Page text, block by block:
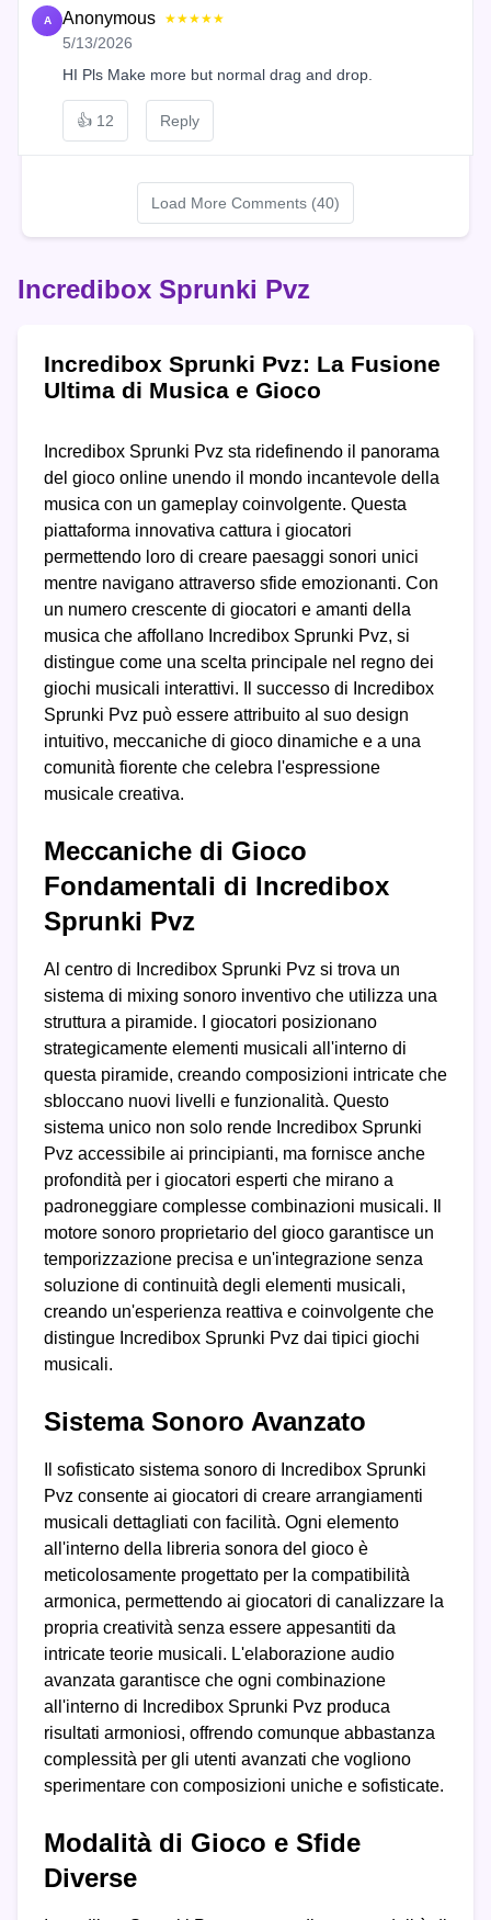
A Anonymous ★★★★★
5/13/2026
HI Pls Make more but normal drag and drop.
👍 12 Reply
Load More Comments (40)
Incredibox Sprunki Pvz
Incredibox Sprunki Pvz: La Fusione
Ultima di Musica e Gioco
Incredibox Sprunki Pvz sta ridefinendo il panorama
del gioco online unendo il mondo incantevole della
musica con un gameplay coinvolgente. Questa
piattaforma innovativa cattura i giocatori
permettendo loro di creare paesaggi sonori unici
mentre navigano attraverso sfide emozionanti. Con
un numero crescente di giocatori e amanti della
musica che affollano Incredibox Sprunki Pvz, si
distingue come una scelta principale nel regno dei
giochi musicali interattivi. Il successo di Incredibox
Sprunki Pvz può essere attribuito al suo design
intuitivo, meccaniche di gioco dinamiche e a una
comunità fiorente che celebra l'espressione
musicale creativa.
Meccaniche di Gioco
Fondamentali di Incredibox
Sprunki Pvz
Al centro di Incredibox Sprunki Pvz si trova un
sistema di mixing sonoro inventivo che utilizza una
struttura a piramide. I giocatori posizionano
strategicamente elementi musicali all'interno di
questa piramide, creando composizioni intricate che
sbloccano nuovi livelli e funzionalità. Questo
sistema unico non solo rende Incredibox Sprunki
Pvz accessibile ai principianti, ma fornisce anche
profondità per i giocatori esperti che mirano a
padroneggiare complesse combinazioni musicali. Il
motore sonoro proprietario del gioco garantisce un
temporizzazione precisa e un'integrazione senza
soluzione di continuità degli elementi musicali,
creando un'esperienza reattiva e coinvolgente che
distingue Incredibox Sprunki Pvz dai tipici giochi
musicali.
Sistema Sonoro Avanzato
Il sofisticato sistema sonoro di Incredibox Sprunki
Pvz consente ai giocatori di creare arrangiamenti
musicali dettagliati con facilità. Ogni elemento
all'interno della libreria sonora del gioco è
meticolosamente progettato per la compatibilità
armonica, permettendo ai giocatori di canalizzare la
propria creatività senza essere appesantiti da
intricate teorie musicali. L'elaborazione audio
avanzata garantisce che ogni combinazione
all'interno di Incredibox Sprunki Pvz produca
risultati armoniosi, offrendo comunque abbastanza
complessità per gli utenti avanzati che vogliono
sperimentare con composizioni uniche e sofisticate.
Modalità di Gioco e Sfide
Diverse